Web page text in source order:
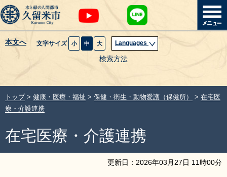
本文へ 文字サイズ 小 中 大 Languages
検索方法
暮らし・届出
健康・医療・福祉
観光魅力・イベント
トップ> 健康・医療・福祉 > 保健・衛生・動物愛護（保健所） > 在宅医
療・介護連携
在宅医療・介護連携
更新日： 2026年03 月 27日 11時00分